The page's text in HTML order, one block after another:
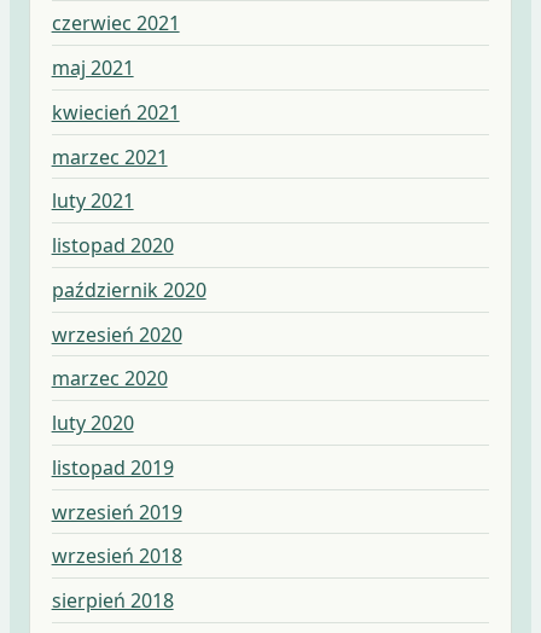
czerwiec 2021
maj 2021
kwiecień 2021
marzec 2021
luty 2021
listopad 2020
październik 2020
wrzesień 2020
marzec 2020
luty 2020
listopad 2019
wrzesień 2019
wrzesień 2018
sierpień 2018